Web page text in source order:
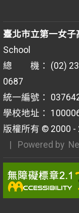
臺北市立第一女子
School
總 機： (02)
0687
統一編號：
學校地址：
版權所有 © 2000 -
| Powered by